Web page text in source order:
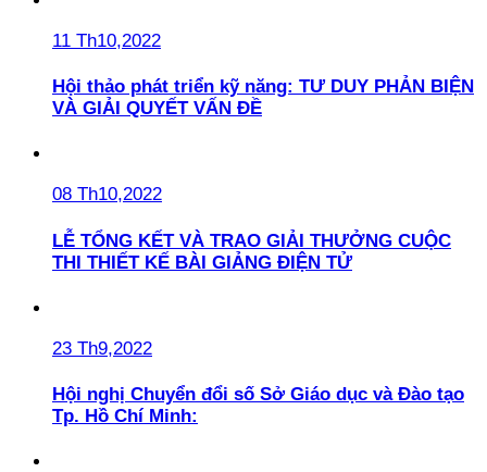
11 Th10,2022
Hội thảo phát triển kỹ năng: TƯ DUY PHẢN BIỆN
VÀ GIẢI QUYẾT VẤN ĐỀ
08 Th10,2022
LỄ TỔNG KẾT VÀ TRAO GIẢI THƯỞNG CUỘC
THI THIẾT KẾ BÀI GIẢNG ĐIỆN TỬ
23 Th9,2022
Hội nghị Chuyển đổi số Sở Giáo dục và Đào tạo
Tp. Hồ Chí Minh: